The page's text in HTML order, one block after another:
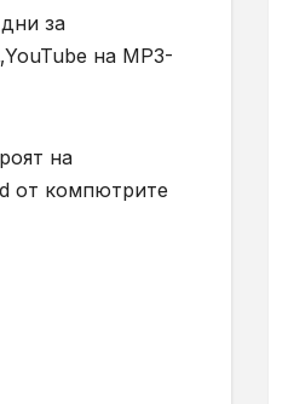
за
на MP3-
на
от компютрите